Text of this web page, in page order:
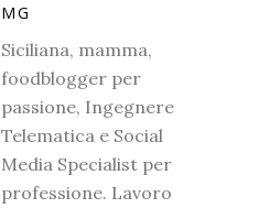
MG
Siciliana, mamma,
foodblogger per
passione, Ingegnere
Telematica e Social
Media Specialist per
professione. Lavoro